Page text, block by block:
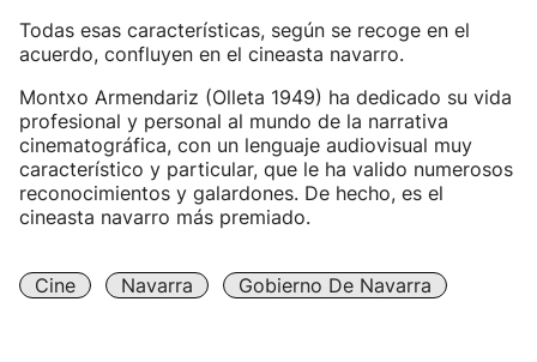
Todas esas características, según se recoge en el
acuerdo, confluyen en el cineasta navarro.
Montxo Armendariz (Olleta 1949) ha dedicado su vida
profesional y personal al mundo de la narrativa
cinematográfica, con un lenguaje audiovisual muy
característico y particular, que le ha valido numerosos
reconocimientos y galardones. De hecho, es el
cineasta navarro más premiado.
Cine Navarra Gobierno De Navarra